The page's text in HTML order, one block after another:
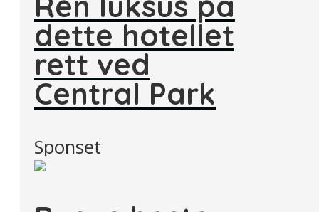
dette hotellet
rett ved
Central Park
Sponset